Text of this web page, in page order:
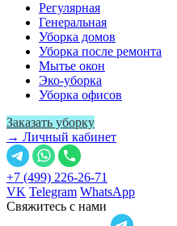
Регулярная
Генеральная
Уборка домов
Уборка после ремонта
Мытье окон
Эко-уборка
Уборка офисов
Заказать уборку
→ Личный кабинет
+7 (499) 226-26-71
VK Telegram WhatsApp
Свяжитесь с нами